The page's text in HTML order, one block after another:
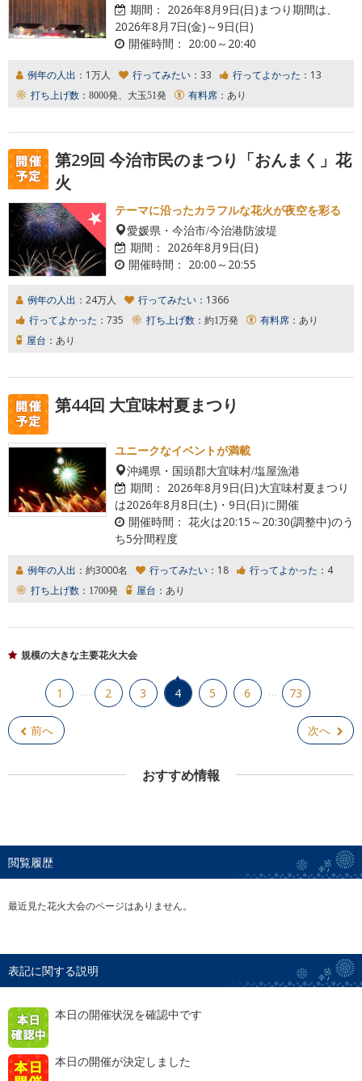
期間： 2026年8月9日(日)まつり期間は、
2026年8月7日(金)～9日(日)
開催時間： 20:00～20:40
例年の人出： 1万人 行ってみたい： 33 行ってよかった： 13
打ち上げ数： 8000発、大玉51発 有料席： あり
第29回 今治市民のまつり「おんまく」花
火
テーマに沿ったカラフルな花火が夜空を彩る
愛媛県・今治市/今治港防波堤
期間： 2026年8月9日(日)
開催時間： 20:00～20:55
例年の人出： 24万人 行ってみたい： 1366
行ってよかった： 735 打ち上げ数： 約1万発 有料席： あり
屋台： あり
第44回 大宜味村夏まつり
ユニークなイベントが満載
沖縄県・国頭郡大宜味村/塩屋漁港
期間： 2026年8月9日(日)大宜味村夏まつり
は2026年8月8日(土)・9日(日)に開催
開催時間： 花火は20:15～20:30(調整中)のう
ち5分間程度
例年の人出： 約3000名 行ってみたい： 18 行ってよかった： 4
打ち上げ数： 1700発 屋台： あり
規模の大きな主要花火大会
前へ
1 … 2 3 4 5 6 … 73
次へ
おすすめ情報
閲覧履歴
最近見た花火大会のページはありません。
表記に関する説明
本日の開催状況を確認中です
本日の開催が決定しました